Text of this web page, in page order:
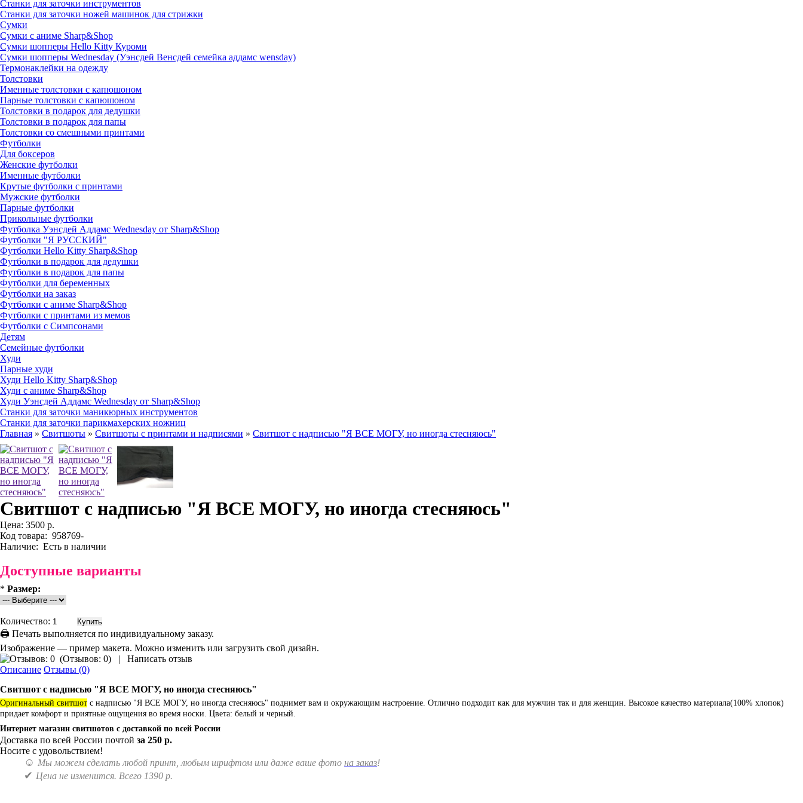
Станки для заточки инструментов
Станки для заточки ножей машинок для стрижки
Сумки
Сумки с аниме Sharp&Shop
Сумки шопперы Hello Kitty Куроми
Сумки шопперы Wednesday (Уэнсдей Венсдей семейка аддамс wensday)
Термонаклейки на одежду
Толстовки
Именные толстовки с капюшоном
Парные толстовки с капюшоном
Толстовки в подарок для дедушки
Толстовки в подарок для папы
Толстовки со смешными принтами
Футболки
Для боксеров
Женские футболки
Именные футболки
Крутые футболки с принтами
Мужские футболки
Парные футболки
Прикольные футболки
Футболка Уэнсдей Аддамс Wednesday от Sharp&Shop
Футболки "Я РУССКИЙ"
Футболки Hello Kitty Sharp&Shop
Футболки в подарок для дедушки
Футболки в подарок для папы
Футболки для беременных
Футболки на заказ
Футболки с аниме Sharp&Shop
Футболки с принтами из мемов
Футболки с Симпсонами
Детям
Семейные футболки
Худи
Парные худи
Худи Hello Kitty Sharp&Shop
Худи с аниме Sharp&Shop
Худи Уэнсдей Аддамс Wednesday от Sharp&Shop
Станки для заточки маникюрных инструментов
Станки для заточки парикмахерских ножниц
Главная » Свитшоты » Свитшоты с принтами и надписями » Cвитшот с надписью "Я ВСЕ МОГУ, но иногда стесняюсь"
Cвитшот с надписью "Я ВСЕ МОГУ, но иногда стесняюсь"
Цена: 3500 р.
Код товара: 958769-
Наличие: Есть в наличии
Доступные варианты
* Размер:
Количество:
🖨 Печать выполняется по индивидуальному заказу.
Изображение — пример макета. Можно изменить или загрузить свой дизайн.
(Отзывов: 0) |
Написать отзыв
Описание Отзывы (0)
Cвитшот с надписью "Я ВСЕ МОГУ, но иногда стесняюсь"
Оригинальный свитшот с надписью "Я ВСЕ МОГУ, но иногда стесняюсь" поднимет вам и окружающим настроение. Отлично подходит как для мужчин так и для женщин. Высокое качество материала(100% хлопок)
придает комфорт и приятные ощущения во время носки. Цвета: белый и черный.
Интернет магазин свитшотов с доставкой по всей России
Доставка по всей России почтой за 250 р.
Носите с удовольствием!
☺ Мы можем сделать любой принт, любым шрифтом или даже ваше фото на заказ!
✔ Цена не изменится. Всего 1390 р.